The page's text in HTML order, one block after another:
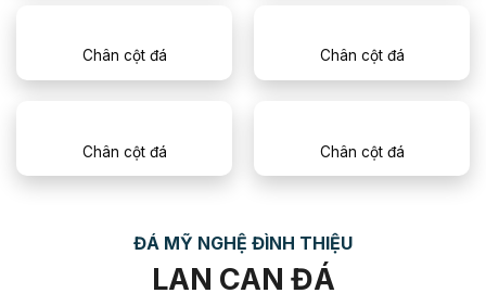
Chân cột đá Chân cột đá
Chân cột đá Chân cột đá
ĐÁ MỸ NGHỆ ĐÌNH THIỆU
LAN CAN ĐÁ